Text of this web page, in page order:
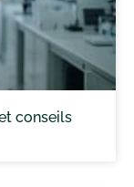
conseils